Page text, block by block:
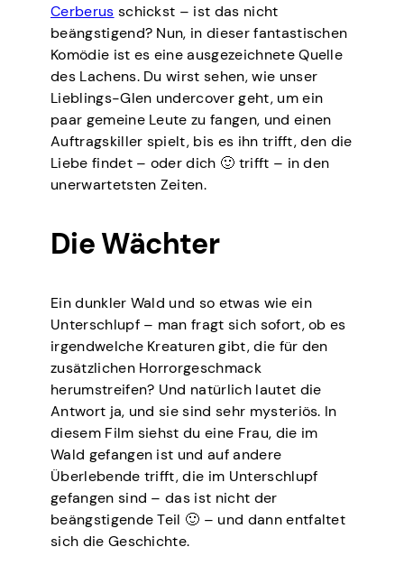
Cerberus schickst – ist das nicht
beängstigend? Nun, in dieser fantastischen
Komödie ist es eine ausgezeichnete Quelle
des Lachens. Du wirst sehen, wie unser
Lieblings-Glen undercover geht, um ein
paar gemeine Leute zu fangen, und einen
Auftragskiller spielt, bis es ihn trifft, den die
Liebe findet – oder dich 🙂 trifft – in den
unerwartetsten Zeiten.
Die Wächter
Ein dunkler Wald und so etwas wie ein
Unterschlupf – man fragt sich sofort, ob es
irgendwelche Kreaturen gibt, die für den
zusätzlichen Horrorgeschmack
herumstreifen? Und natürlich lautet die
Antwort ja, und sie sind sehr mysteriös. In
diesem Film siehst du eine Frau, die im
Wald gefangen ist und auf andere
Überlebende trifft, die im Unterschlupf
gefangen sind – das ist nicht der
beängstigende Teil 🙂 – und dann entfaltet
sich die Geschichte.